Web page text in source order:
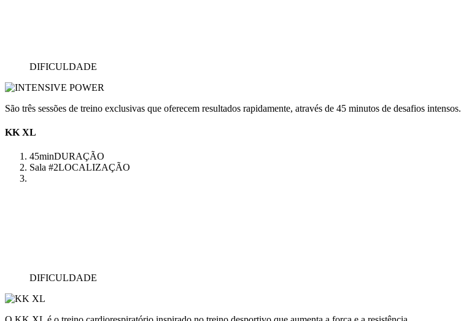
DIFICULDADE
São três sessões de treino exclusivas que oferecem resultados rapidamente, através de 45 minutos de desafios intensos.
KK XL
45minDURAÇÃO
Sala #2LOCALIZAÇÃO
DIFICULDADE